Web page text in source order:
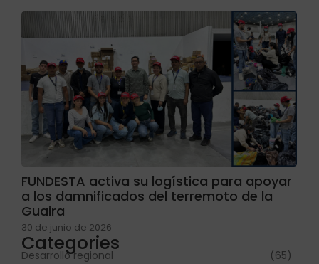
FUNDESTA activa su logística para apoyar
a los damnificados del terremoto de la
Guaira
30 de junio de 2026
Categories
Desarrollo regional
(65)